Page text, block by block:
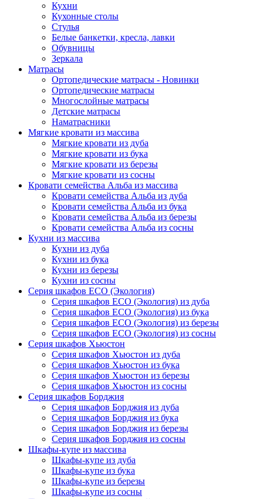
Кухни
Кухонные столы
Стулья
Белые банкетки, кресла, лавки
Обувницы
Зеркала
Матрасы
Ортопедические матрасы - Новинки
Ортопедические матрасы
Многослойные матрасы
Детские матрасы
Наматрасники
Мягкие кровати из массива
Мягкие кровати из дуба
Мягкие кровати из бука
Мягкие кровати из березы
Мягкие кровати из сосны
Кровати семейства Альба из массива
Кровати семейства Альба из дуба
Кровати семейства Альба из бука
Кровати семейства Альба из березы
Кровати семейства Альба из сосны
Кухни из массива
Кухни из дуба
Кухни из бука
Кухни из березы
Кухни из сосны
Серия шкафов ECO (Экология)
Серия шкафов ECO (Экология) из дуба
Серия шкафов ECO (Экология) из бука
Серия шкафов ECO (Экология) из березы
Серия шкафов ECO (Экология) из сосны
Серия шкафов Хьюстон
Серия шкафов Хьюстон из дуба
Серия шкафов Хьюстон из бука
Серия шкафов Хьюстон из березы
Серия шкафов Хьюстон из сосны
Серия шкафов Борджия
Серия шкафов Борджия из дуба
Серия шкафов Борджия из бука
Серия шкафов Борджия из березы
Серия шкафов Борджия из сосны
Шкафы-купе из массива
Шкафы-купе из дуба
Шкафы-купе из бука
Шкафы-купе из березы
Шкафы-купе из сосны